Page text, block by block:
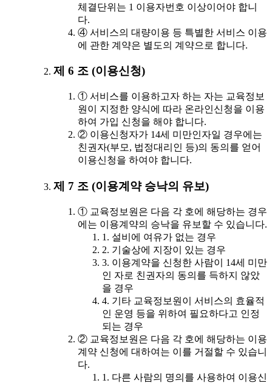
체결단위는 1 이용자번호 이상이어야 합니
다.
④ 서비스의 대량이용 등 특별한 서비스 이용
에 관한 계약은 별도의 계약으로 합니다.
제 6 조 (이용신청)
① 서비스를 이용하고자 하는 자는 교육정보
원이 지정한 양식에 따라 온라인신청을 이용
하여 가입 신청을 해야 합니다.
② 이용신청자가 14세 미만인자일 경우에는
친권자(부모, 법정대리인 등)의 동의를 얻어
이용신청을 하여야 합니다.
제 7 조 (이용계약 승낙의 유보)
① 교육정보원은 다음 각 호에 해당하는 경우
에는 이용계약의 승낙을 유보할 수 있습니다.
1. 설비에 여유가 없는 경우
2. 기술상에 지장이 있는 경우
3. 이용계약을 신청한 사람이 14세 미만
인 자로 친권자의 동의를 득하지 않았
을 경우
4. 기타 교육정보원이 서비스의 효율적
인 운영 등을 위하여 필요하다고 인정
되는 경우
② 교육정보원은 다음 각 호에 해당하는 이용
계약 신청에 대하여는 이를 거절할 수 있습니
다.
1. 다른 사람의 명의를 사용하여 이용신